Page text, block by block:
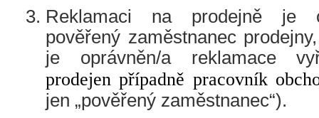
Reklamaci na prodejně je
pověřený zaměstnanec
je oprávněn/a reklamace
prodejen případně pracovník
jen „pověřený zaměstnanec“).